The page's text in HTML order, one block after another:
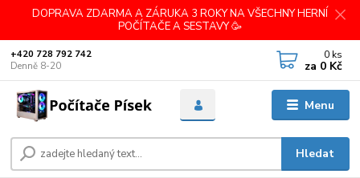
DOPRAVA ZDARMA A ZÁRUKA 3 ROKY NA VŠECHNY HERNÍ
POČÍTAČE A SESTAVY 🥳
Menu
Hledat
+420 728 792 742
Denně 8-20
0 ks
za 0 Kč